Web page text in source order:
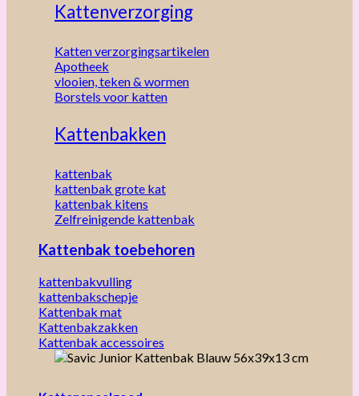
Kattenverzorging
Katten verzorgingsartikelen
Apotheek
vlooien, teken & wormen
Borstels voor katten
Kattenbakken
kattenbak
kattenbak grote kat
kattenbak kitens
Zelfreinigende kattenbak
Kattenbak toebehoren
kattenbakvulling
kattenbakschepje
Kattenbak mat
Kattenbakzakken
Kattenbak accessoires